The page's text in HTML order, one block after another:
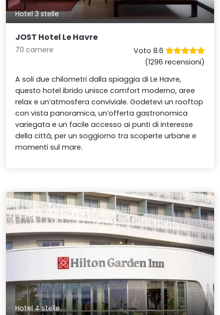
Hotel 3 stelle
JOST Hotel Le Havre
70 camere
Voto 8.6
(1296 recensioni)
A soli due chilometri dalla spiaggia di Le Havre,
questo hotel ibrido unisce comfort moderno, aree
relax e un’atmosfera conviviale. Godetevi un rooftop
con vista panoramica, un’offerta gastronomica
variegata e un facile accesso ai punti di interesse
della città, per un soggiorno tra scoperte urbane e
momenti sul mare.
Hotel 4 stelle